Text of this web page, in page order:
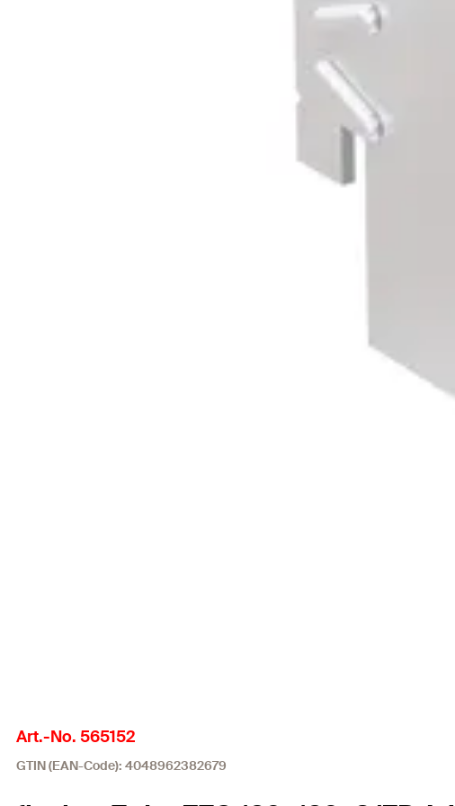
Art.-No. 565152
GTIN (EAN-Code): 4048962382679